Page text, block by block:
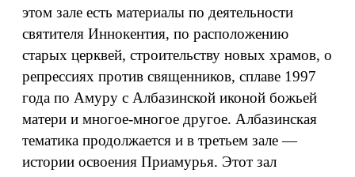
этом зале есть материалы по деятельности
святителя Иннокентия, по расположению
старых церквей, строительству новых храмов, о
репрессиях против священников, сплаве 1997
года по Амуру с Албазинской иконой божьей
матери и многое-многое другое. Албазинская
тематика продолжается и в третьем зале —
истории освоения Приамурья. Этот зал